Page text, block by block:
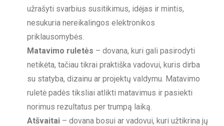
užrašyti svarbius susitikimus, idėjas ir mintis,
nesukuria nereikalingos elektronikos
priklausomybės.
Matavimo ruletės – dovana, kuri gali pasirodyti
netikėta, tačiau tikrai praktiška vadovui, kuris dirba
su statyba, dizainu ar projektų valdymu. Matavimo
ruletė padės tiksliai atlikti matavimus ir pasiekti
norimus rezultatus per trumpą laiką.
Atšvaitai – dovana bosui ar vadovui, kuri užtikrina jų